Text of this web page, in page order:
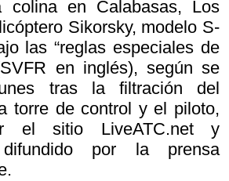
colina en Calabasas, Los
Sikorsky, modelo S-
las “reglas especiales de
en inglés), según se
tras la filtración del
torre de control y el piloto,
el sitio LiveATC.net y
difundido por la prensa